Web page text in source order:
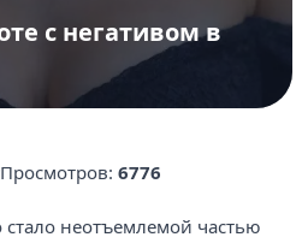
с негативом в
Просмотров: 6776
стало неотъемлемой частью